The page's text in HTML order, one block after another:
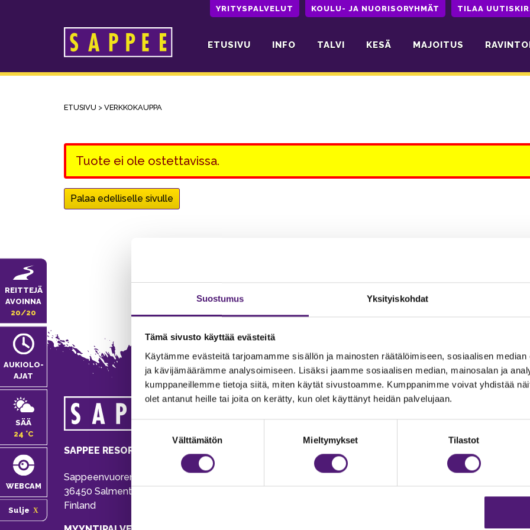
Suostumus Yksityiskohdat
Tämä sivusto käyttää evästeitä
Käytämme evästeitä tarjoamamme sisällön ja mainosten räätälöimiseen, sosiaalisen
ja kävijämäärämme analysoimiseen. Lisäksi jaamme sosiaalisen median, mainosalan ja
kumppaneillemme tietoja siitä, miten käytät sivustoamme. Kumppanimme voivat yhdistää
olet antanut heille tai joita on kerätty, kun olet käyttänyt heidän palvelujaan.
Välttämätön Mieltymykset Tilastot
YRITYSPALVELUT KOULU- JA NUORISORYHMÄT TILAA
Päävalikko ETUSIVU INFO TALVI KESÄ MAJOITUS
REITTEJÄ
AVOINNA
20/20
AUKIOLO­
AJAT
SÄÄ
24 °C
WEBCAM
Sulje
ETUSIVU > VERKKOKAUPPA
Tuote ei ole ostettavissa.
Palaa edelliselle sivulle
SAPPEE RESORT
Sappeenvuorentie 200
36450 Salmentaka, Pälkäne
Finland
MAJOITUS
020 755 9975
majoitus@sappee.fi
Vastuullisuus
Avoimet työpaikat
Anna palautetta
Evästeasetukset